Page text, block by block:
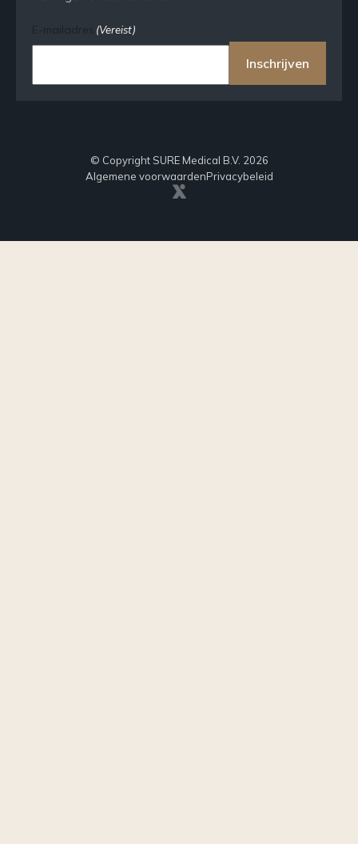
(Vereist)
Inschrijven
© Copyright SURE Medical B.V. 2026
Algemene voorwaardenPrivacybeleid